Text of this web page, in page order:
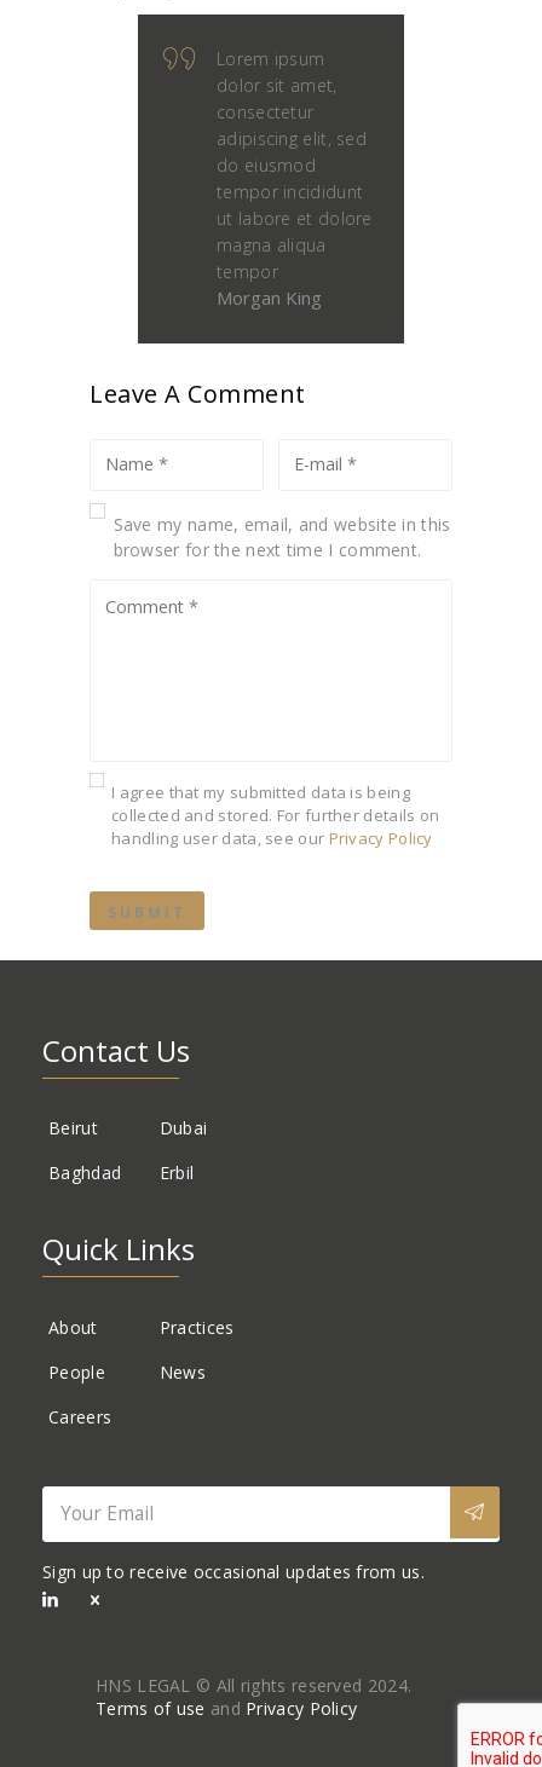
Lorem ipsum
dolor sit amet,
consectetur
adipiscing elit, sed
do eiusmod
tempor incididunt
ut labore et dolore
magna aliqua
tempor
Morgan King
Leave A Comment
Save my name, email, and website in this
browser for the next time I comment.
I agree that my submitted data is being
collected and stored. For further details on
handling user data, see our Privacy Policy
Contact Us
Beirut
Dubai
Baghdad
Erbil
Quick Links
About
Practices
People
News
Careers
Sign up to receive occasional updates from us.
HNS LEGAL © All rights reserved 2024.
Terms of use and Privacy Policy